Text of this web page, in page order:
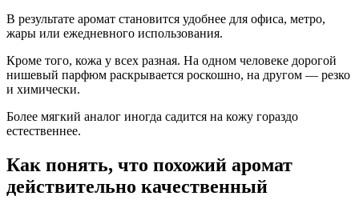
В результате аромат становится удобнее для офиса, метро,
жары или ежедневного использования.
Кроме того, кожа у всех разная. На одном человеке дорогой
нишевый парфюм раскрывается роскошно, на другом — резко
и химически.
Более мягкий аналог иногда садится на кожу гораздо
естественнее.
Как понять, что похожий аромат
действительно качественный